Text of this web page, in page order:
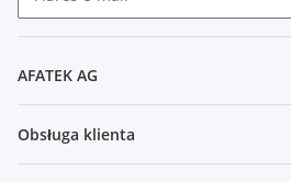
AFATEK AG
Obsługa klienta